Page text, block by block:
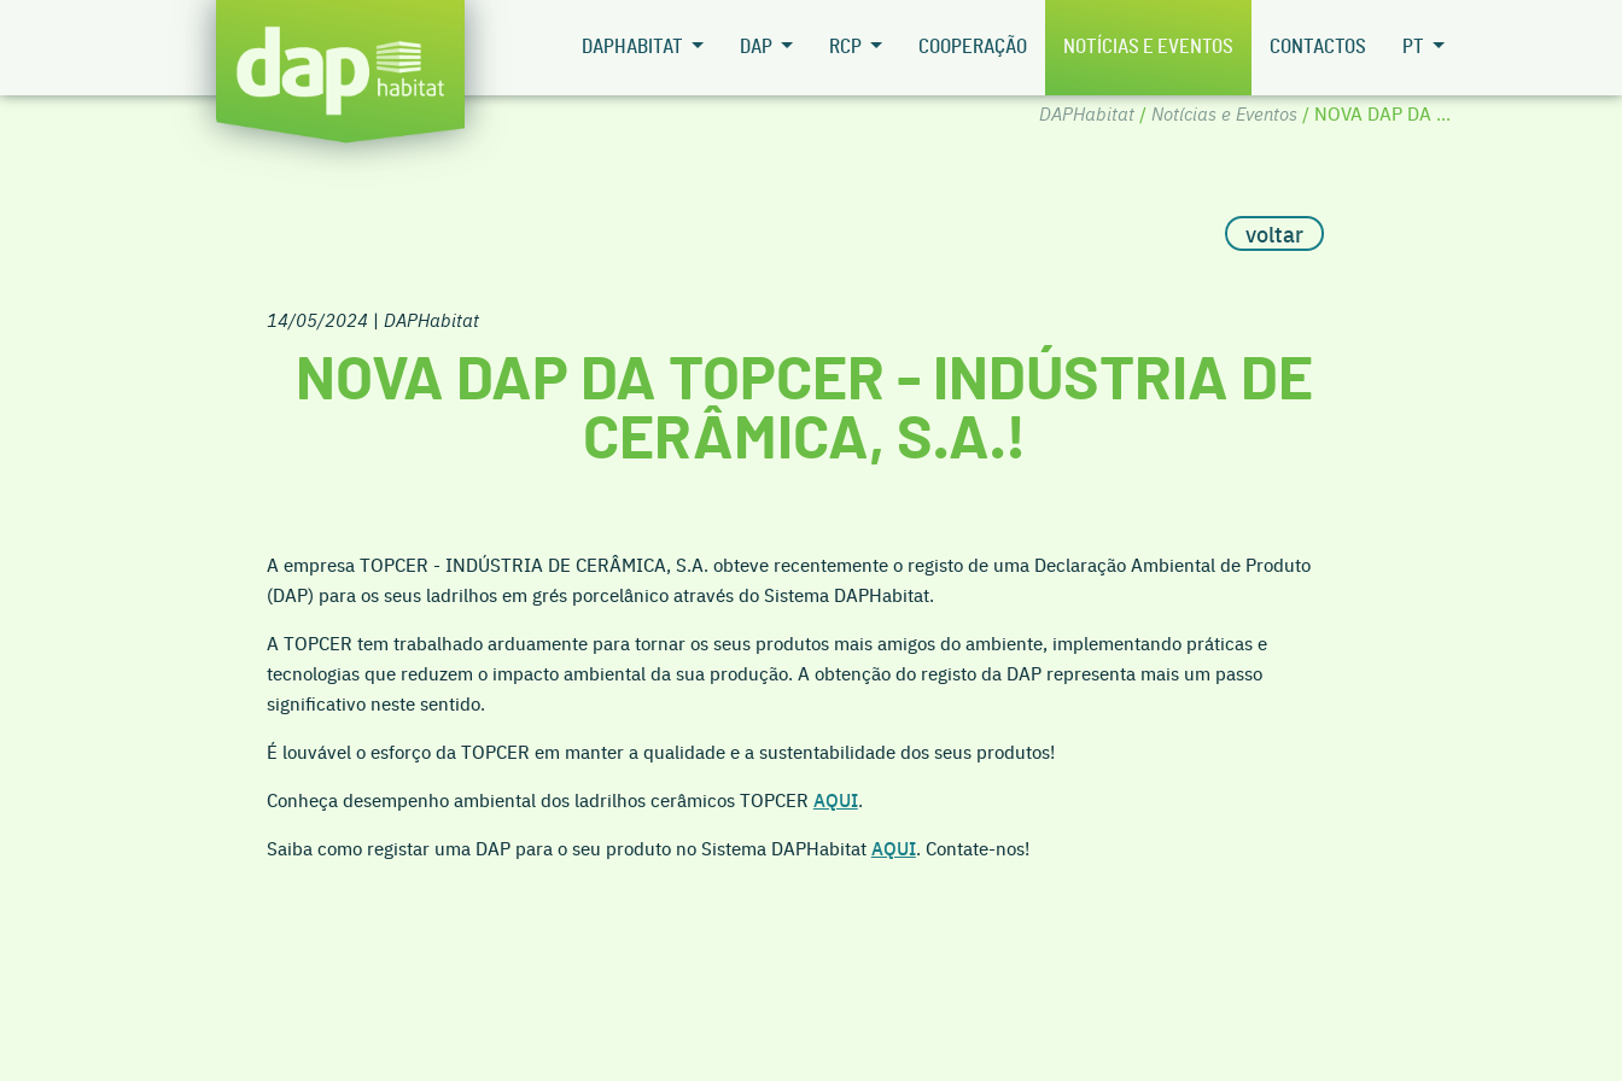
DAPHABITAT DAP RCP COOPERAÇÃO NOTÍCIAS E EVENTOS CONTACTOS PT
DAPHabitat/ Notícias e Eventos / NOVA DAP DA ...
voltar
14/05/2024 | DAPHabitat
NOVA DAP DA TOPCER - INDÚSTRIA DE
CERÂMICA, S.A.!
A empresa TOPCER - INDÚSTRIA DE CERÂMICA, S.A. obteve recentemente o registo de uma Declaração Ambiental de Produto
(DAP) para os seus ladrilhos em grés porcelânico através do Sistema DAPHabitat.
A TOPCER tem trabalhado arduamente para tornar os seus produtos mais amigos do ambiente, implementando práticas e
tecnologias que reduzem o impacto ambiental da sua produção. A obtenção do registo da DAP representa mais um passo
significativo neste sentido.
É louvável o esforço da TOPCER em manter a qualidade e a sustentabilidade dos seus produtos!
Conheça desempenho ambiental dos ladrilhos cerâmicos TOPCER AQUI.
Saiba como registar uma DAP para o seu produto no Sistema DAPHabitat AQUI. Contate-nos!